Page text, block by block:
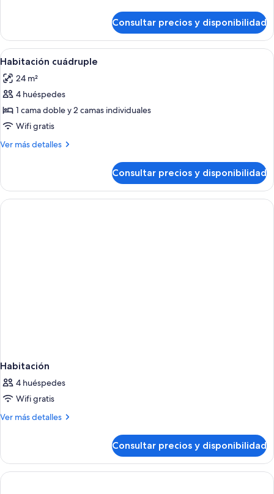
triple
Consultar precios y disponibilidad
Abrir
todas
las
fotos
de
Habitación
cuádruple
Habitación cuádruple | Ropa de
5
Habitación cuádruple
24 m²
4 huéspedes
1 cama doble y 2 camas individuales
Wifi gratis
Ver más detalles
Más
cuádruple
Consultar precios y disponibilidad
Habitación
4 huéspedes
Wifi gratis
Ver más detalles
Más
Consultar precios y disponibilidad